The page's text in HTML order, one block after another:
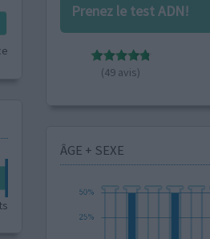
Prenez le test ADN!
(49 avis)
ÂGE + SEXE